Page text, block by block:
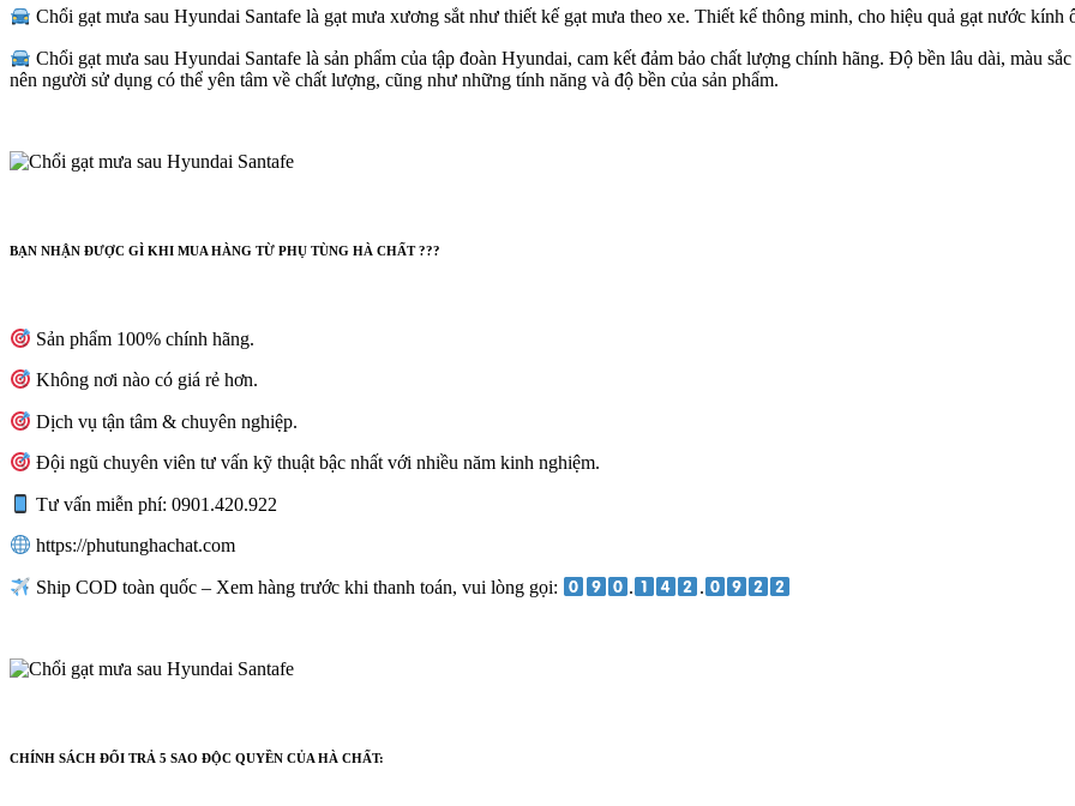
Chổi gạt mưa sau Hyundai Santafe là gạt mưa xương sắt như thiết kế gạt mưa theo xe. Thiết kế thông minh, cho hiệu quả gạt nước
Chổi gạt mưa sau Hyundai Santafe là sản phẩm của tập đoàn Hyundai, cam kết đảm bảo chất lượng chính hãng. Độ bền lâu dài, màu
nên người sử dụng có thể yên tâm về chất lượng, cũng như những tính năng và độ bền của sản phẩm.
BẠN NHẬN ĐƯỢC GÌ KHI MUA HÀNG TỪ PHỤ TÙNG HÀ CHẤT ???
Sản phẩm 100% chính hãng.
Không nơi nào có giá rẻ hơn.
Dịch vụ tận tâm & chuyên nghiệp.
Đội ngũ chuyên viên tư vấn kỹ thuật bậc nhất với nhiều năm kinh nghiệm.
Tư vấn miễn phí: 0901.420.922
https://phutunghachat.com
Ship COD toàn quốc – Xem hàng trước khi thanh toán, vui lòng gọi: . .
CHÍNH SÁCH ĐỔI TRẢ 5 SAO ĐỘC QUYỀN CỦA HÀ CHẤT: